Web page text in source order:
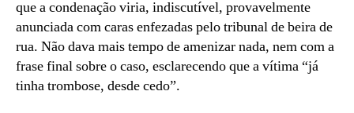
que a condenação viria, indiscutível, provavelmente
anunciada com caras enfezadas pelo tribunal de beira de
rua. Não dava mais tempo de amenizar nada, nem com a
frase final sobre o caso, esclarecendo que a vítima “já
tinha trombose, desde cedo”.